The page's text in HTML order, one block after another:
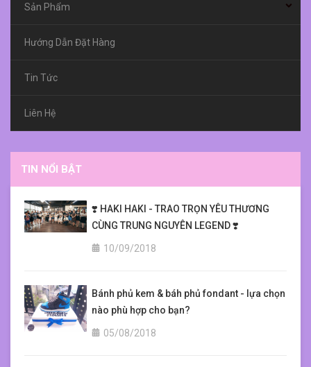
Sản Phẩm
Hướng Dẫn Đặt Hàng
Tin Tức
Liên Hệ
TIN NỔI BẬT
❣️ HAKI HAKI - TRAO TRỌN YÊU THƯƠNG
CÙNG TRUNG NGUYÊN LEGEND ❣️
10/09/2018
Bánh phủ kem & báh phủ fondant - lựa chọn
nào phù hợp cho bạn?
05/08/2018